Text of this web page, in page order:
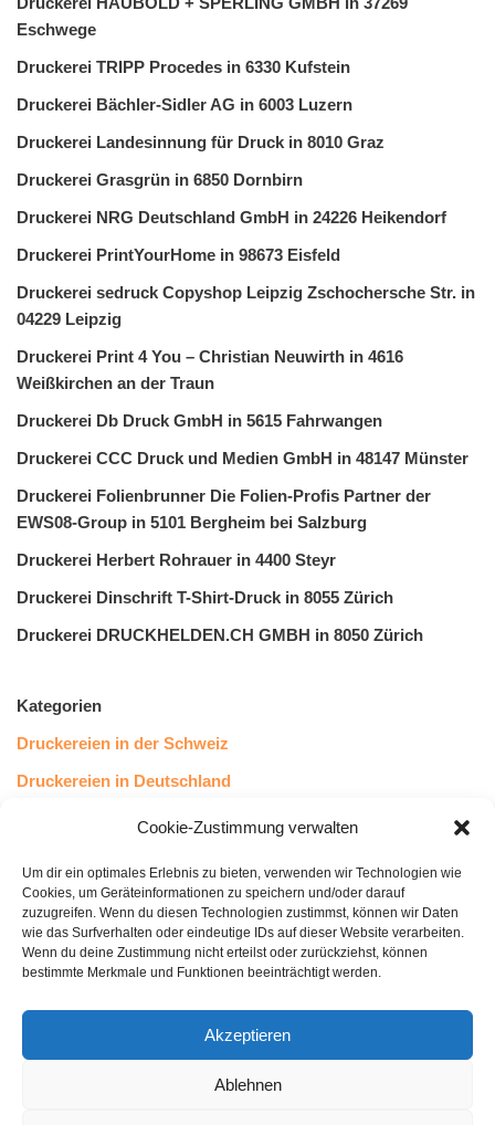
Cookie-Zustimmung verwalten
Um dir ein optimales Erlebnis zu bieten, verwenden wir Technologien wie
Cookies, um Geräteinformationen zu speichern und/oder darauf
zuzugreifen. Wenn du diesen Technologien zustimmst, können wir Daten
wie das Surfverhalten oder eindeutige IDs auf dieser Website verarbeiten.
Wenn du deine Zustimmung nicht erteilst oder zurückziehst, können
bestimmte Merkmale und Funktionen beeinträchtigt werden.
Akzeptieren
Ablehnen
Eschwege
Druckerei TRIPP Procedes in 6330 Kufstein
Druckerei Bächler-Sidler AG in 6003 Luzern
Druckerei Landesinnung für Druck in 8010 Graz
Druckerei Grasgrün in 6850 Dornbirn
Druckerei NRG Deutschland GmbH in 24226 Heikendorf
Druckerei PrintYourHome in 98673 Eisfeld
Druckerei sedruck Copyshop Leipzig Zschochersche Str. in
04229 Leipzig
Druckerei Print 4 You – Christian Neuwirth in 4616
Weißkirchen an der Traun
Druckerei Db Druck GmbH in 5615 Fahrwangen
Druckerei CCC Druck und Medien GmbH in 48147 Münster
Druckerei Folienbrunner Die Folien-Profis Partner der
EWS08-Group in 5101 Bergheim bei Salzburg
Druckerei Herbert Rohrauer in 4400 Steyr
Druckerei Dinschrift T-Shirt-Druck in 8055 Zürich
Druckerei DRUCKHELDEN.CH GMBH in 8050 Zürich
Kategorien
Druckereien in der Schweiz
Druckereien in Deutschland
Druckereien in Österreich
Kundenstimmen